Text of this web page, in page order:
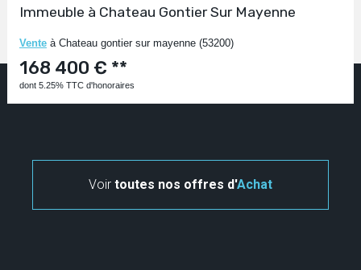
Immeuble à Chateau Gontier Sur Mayenne
Venteà Chateau gontier sur mayenne (53200)
168 400 € **
dont 5.25% TTC d'honoraires
Voir toutes nos offres d'Achat